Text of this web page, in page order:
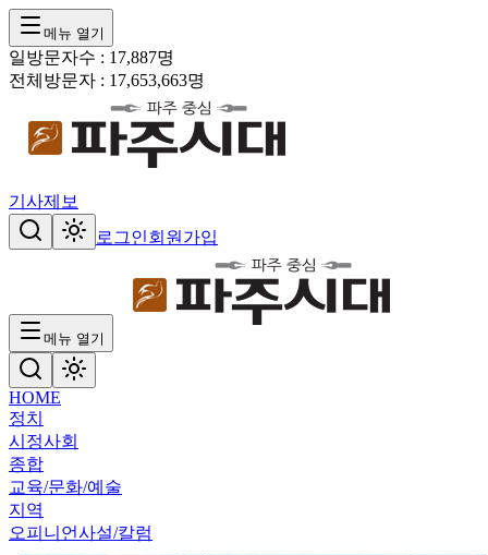
메뉴 열기
일방문자수 : 17,887명
전체방문자 : 17,653,663명
기사제보
로그인회원가입
메뉴 열기
HOME
정치
시정사회
종합
교육/문화/예술
지역
오피니언사설/칼럼